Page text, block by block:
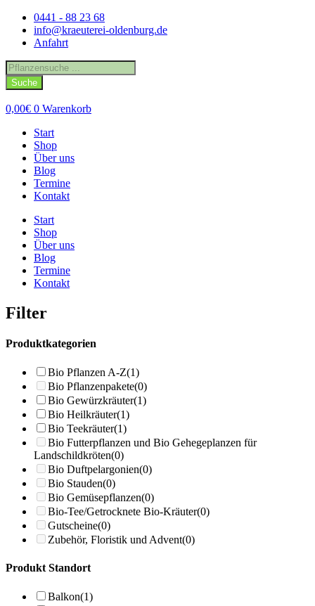
Zum
Inhalt
springen
0441 - 88 23 68
info@kraeuterei-oldenburg.de
Anfahrt
Products
search
Suche
0,00€ 0 Warenkorb
Start
Shop
Über uns
Blog
Termine
Kontakt
Start
Shop
Über uns
Blog
Termine
Kontakt
Filter
Produktkategorien
Bio Pflanzen A-Z(1)
Bio Pflanzenpakete(0)
Bio Gewürzkräuter(1)
Bio Heilkräuter(1)
Bio Teekräuter(1)
Bio Futterpflanzen und Bio Gehegeplanzen für
Landschildkröten(0)
Bio Duftpelargonien(0)
Bio Stauden(0)
Bio Gemüsepflanzen(0)
Bio-Tee/Getrocknete Bio-Kräuter(0)
Gutscheine(0)
Zubehör, Floristik und Advent(0)
Produkt Standort
Balkon(1)